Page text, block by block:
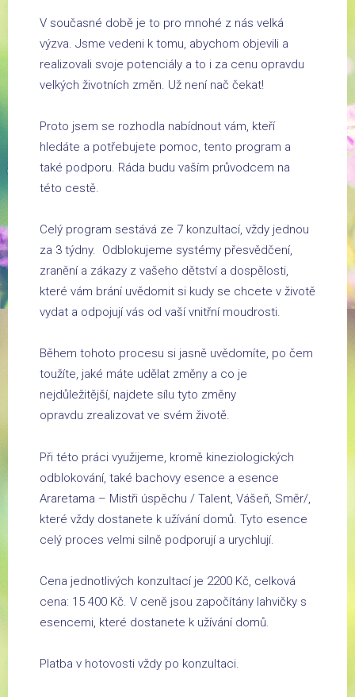
V současné době je to pro mnohé z nás velká
výzva. Jsme vedeni k tomu, abychom objevili a
realizovali svoje potenciály a to i za cenu opravdu
velkých životních změn. Už není nač čekat!
Proto jsem se rozhodla nabídnout vám, kteří
hledáte a potřebujete pomoc, tento program a
také podporu. Ráda budu vaším průvodcem na
této cestě.
Celý program sestává ze 7 konzultací, vždy jednou
za 3 týdny. Odblokujeme systémy přesvědčení,
zranění a zákazy z vašeho dětství a dospělosti,
které vám brání uvědomit si kudy se chcete v životě
vydat a odpojují vás od vaší vnitřní moudrosti.
Během tohoto procesu si jasně uvědomíte, po čem
toužíte, jaké máte udělat změny a co je
nejdůležitější, najdete sílu tyto změny
opravdu zrealizovat ve svém životě.
Při této práci využijeme, kromě kineziologických
odblokování, také bachovy esence a esence
Araretama – Mistři úspěchu / Talent, Vášeň, Směr/,
které vždy dostanete k užívání domů. Tyto esence
celý proces velmi silně podporují a urychlují.
Cena jednotlivých konzultací je 2200 Kč, celková
cena: 15 400 Kč. V ceně jsou započítány lahvičky s
esencemi, které dostanete k užívání domů.
Platba v hotovosti vždy po konzultaci.